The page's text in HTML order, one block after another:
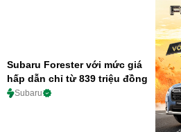
Subaru Forester với mức giá
hấp dẫn chỉ từ 839 triệu đồng
Subaru